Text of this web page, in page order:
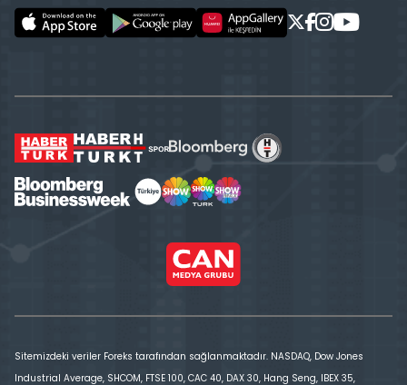
Sitemizdeki veriler Foreks tarafından sağlanmaktadır. NASDAQ, Dow Jones
Industrial Average, SHCOM, FTSE 100, CAC 40, DAX 30, Hang Seng, IBEX 35,